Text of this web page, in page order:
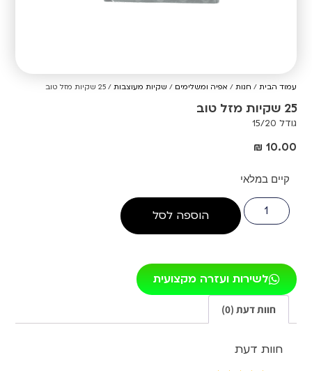
עמוד הבית / חנות / אפיה ומשלימים / שקיות מעוצבות / 25 שקיות מזל טוב
25 שקיות מזל טוב
גודל 15/20
₪ 10.00
קיים במלאי
הוספה לסל
לשירות ועזרה מקצועית
חוות דעת (0)
חוות דעת